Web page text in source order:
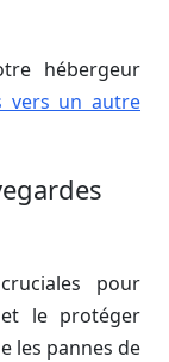
hébergeur
vers un autre
pour
le protéger
les pannes de